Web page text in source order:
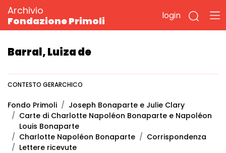
Archivio
Fondazione Primoli
login
Barral, Luiza de
CONTESTO GERARCHICO
Fondo Primoli
Joseph Bonaparte e Julie Clary
Carte di Charlotte Napoléon Bonaparte e Napoléon
Louis Bonaparte
Charlotte Napoléon Bonaparte
Corrispondenza
Lettere ricevute